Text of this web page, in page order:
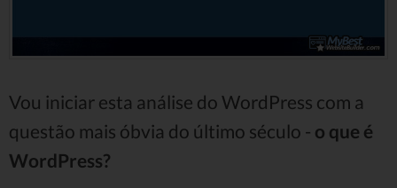
Vou iniciar esta análise do WordPress com a
questão mais óbvia do último século - o que é
WordPress?